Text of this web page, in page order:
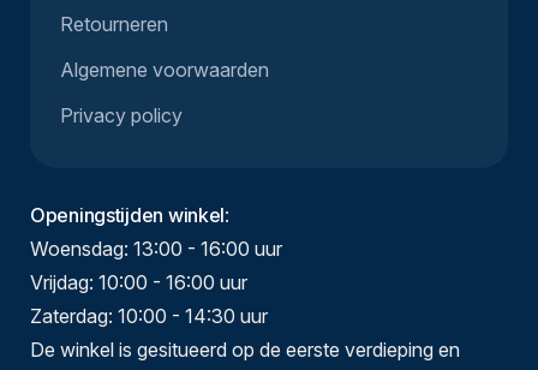
Retourneren
Algemene voorwaarden
Privacy policy
Openingstijden winkel:
Woensdag: 13:00 - 16:00 uur
Vrijdag: 10:00 - 16:00 uur
Zaterdag: 10:00 - 14:30 uur
De winkel is gesitueerd op de eerste verdieping en